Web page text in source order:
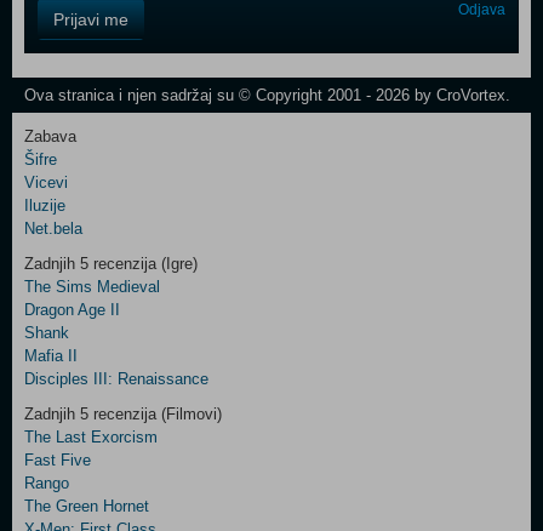
Field
One
Newsletter
Control
Field
Two
Newsletter
Control
Field
Three
Newsletter
Prijavi me Odjava
Ova stranica i njen sadržaj su © Copyright 2001 - 2026 by CroVortex.
Zabava
Šifre
Vicevi
Iluzije
Net.bela
Zadnjih 5 recenzija (Igre)
The Sims Medieval
Dragon Age II
Shank
Mafia II
Disciples III: Renaissance
Zadnjih 5 recenzija (Filmovi)
The Last Exorcism
Fast Five
Rango
The Green Hornet